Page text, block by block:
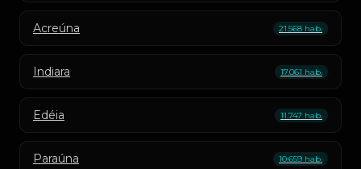
Acreúna 21.568 hab.
Indiara 17.061 hab.
Edéia 11.747 hab.
Paraúna 10.659 hab.